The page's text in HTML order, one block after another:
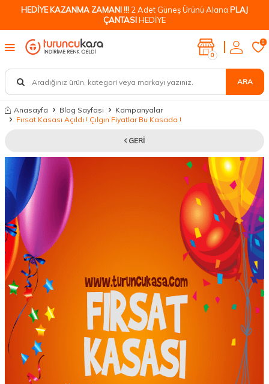
HEDİYE KAZANMA ZAMANI !!! 2 Adet Güneş Ürünü Alana PLAJ
ÇANTASIHEDİYE
ARA
0
0
Anasayfa Blog Sayfası
Kampanyalar
Fırsat Kasası Açıldı ! Çılgın Fiyatlar Bu Kasada !
GERI